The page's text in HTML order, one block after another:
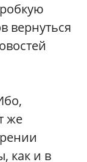
вернуться
же
как и в